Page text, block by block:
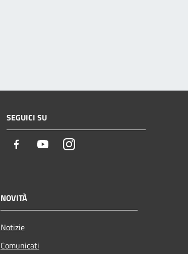
SEGUICI SU
Facebook YoutubeInstagram
NOVITÀ
Notizie
Comunicati